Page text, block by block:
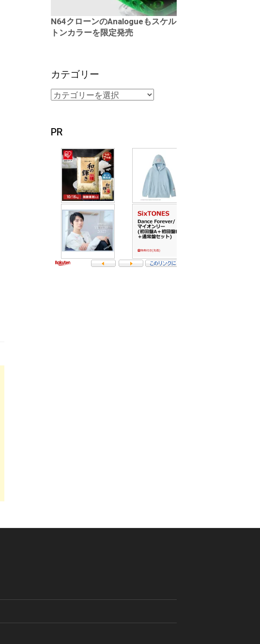
N64クローンのAnalogueもスケル
トンカラーを限定発売
カテゴリー
PR